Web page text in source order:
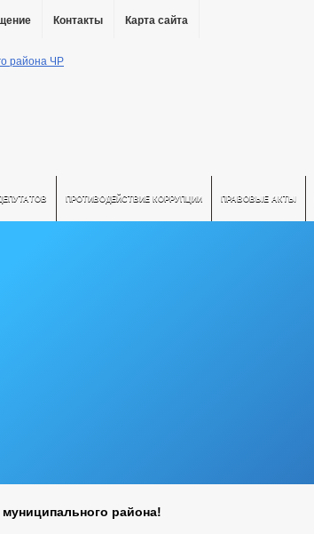
Контакты Карта сайта
ПРОТИВОДЕЙСТВИЕ КОРРУПЦИИ ПРАВОВЫЕ АКТЫ
района!